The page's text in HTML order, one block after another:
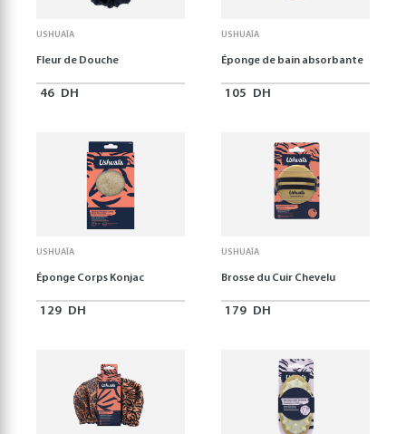
USHUAÏA
Fleur de Douche
46 DH
USHUAÏA
Éponge de bain absorbante
105 DH
USHUAÏA
Éponge Corps Konjac
129 DH
USHUAÏA
Brosse du Cuir Chevelu
179 DH